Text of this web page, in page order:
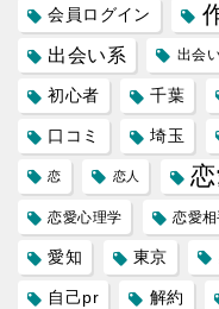
会員ログイン
出会い系 出会
初心者 千葉
口コミ 埼玉
恋 恋人
恋愛心理学 恋愛相
愛知 東京
自己pr 解約